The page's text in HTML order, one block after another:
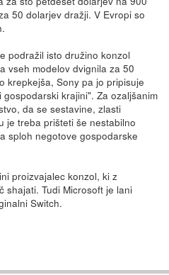
50 dolarjev dražji. V Evropi so
podražil isto družino konzol
vseh modelov dvignila za 50
krepkejša, Sony pa jo pripisuje
krajini". Za ozaljšanim
da se sestavine, zlasti
je treba prišteti še nestabilno
sploh negotove gospodarske
proizvajalec konzol, ki z
shajati. Tudi Microsoft je lani
Switch.